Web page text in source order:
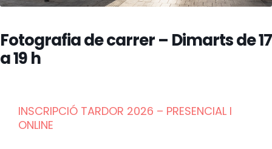
Fotografia de carrer – Dimarts de 17
a 19 h
INSCRIPCIÓ TARDOR 2026 – PRESENCIAL I
ONLINE